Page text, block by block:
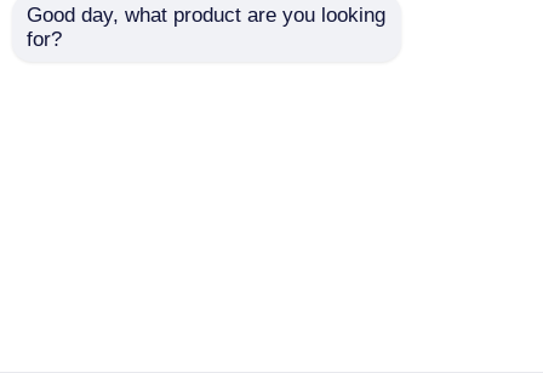
ไฟเวทีมือสองสำหรับกลางแจ้ง
Good day, what product are you looking
for?